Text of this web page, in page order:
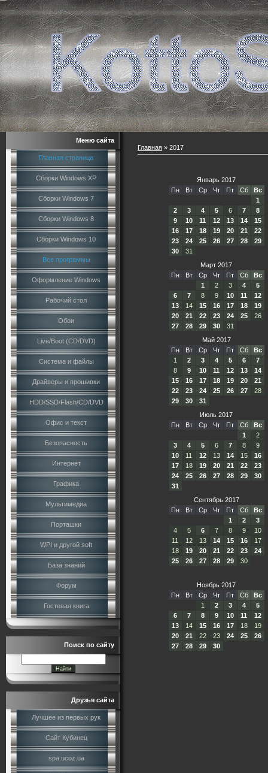
Меню сайта
Главная страница
Сборки Windows XP
Сборки Windows 7
Сборки Windows 8
Сборки Windows 10
Все программы
Оформление Windows
Рабочий стол
Обои
Live/Boot (CD/DVD)
Система и файлы
Драйверы и прошивки
HDD/SSD/Flash/CD/DVD
Офис и текст
Безопасность
Интернет
Графика
Мультимедиа
Порташки
WPI и другой soft
База знаний
Форум
Гостевая книга
Поиск по сайту
Друзья сайта
Лучшее из первых рук
Сайт Кубинец
spa.ucoz.ua
Главная » 2017
Январь 2017
Пн
Вт Ср Чт Пт Сб
Вс
1
2
3 4 5 6 7
8
9
10 11 12 13 14
15
16
17 18 19 20 21
22
23
24 25 26 27 28
29
30
31
Март 2017
Пн
Вт Ср Чт Пт Сб
Вс
1
2 3 4
5
6
7 8 9 10 11
12
13
14 15 16 17 18
19
20
21 22 23 24 25
26
27
28 29 30
31
Май 2017
Пн
Вт Ср Чт Пт Сб
Вс
1
2 3 4 5 6
7
8
9 10 11 12 13
14
15
16 17 18 19 20
21
22
23 24 25 26 27
28
29
30
31
Июль 2017
Пн
Вт Ср Чт Пт Сб
Вс
1
2
3
4 5 6 7 8
9
10
11 12 13 14 15
16
17
18 19 20 21 22
23
24
25 26 27 28 29
30
31
Сентябрь 2017
Пн
Вт Ср Чт Пт Сб
Вс
1
2
3
4
5 6 7 8 9
10
11
12 13 14 15 16
17
18
19 20 21 22 23
24
25
26 27 28 29 30
Ноябрь 2017
Пн
Вт Ср Чт Пт Сб
Вс
1
2 3 4
5
6
7 8 9 10 11
12
13
14 15 16 17 18
19
20
21 22 23 24 25
26
27
28 29 30